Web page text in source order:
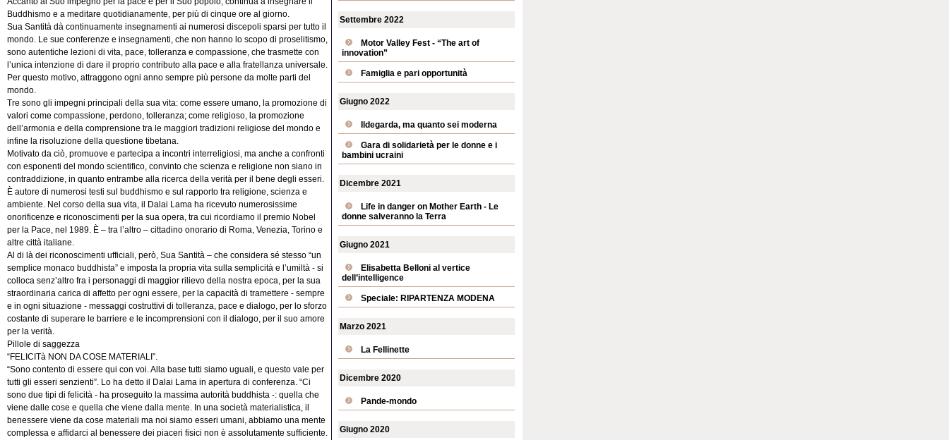
Buddhismo e a meditare quotidianamente, per più di cinque ore al giorno.
Sua Santità dà continuamente insegnamenti ai numerosi discepoli sparsi per tutto il
mondo. Le sue conferenze e insegnamenti, che non hanno lo scopo di proselitismo,
sono autentiche lezioni di vita, pace, tolleranza e compassione, che trasmette con
l’unica intenzione di dare il proprio contributo alla pace e alla fratellanza universale.
Per questo motivo, attraggono ogni anno sempre più persone da molte parti del
mondo.
Tre sono gli impegni principali della sua vita: come essere umano, la promozione di
valori come compassione, perdono, tolleranza; come religioso, la promozione
dell’armonia e della comprensione tra le maggiori tradizioni religiose del mondo e
infine la risoluzione della questione tibetana.
Motivato da ciò, promuove e partecipa a incontri interreligiosi, ma anche a confronti
con esponenti del mondo scientifico, convinto che scienza e religione non siano in
contraddizione, in quanto entrambe alla ricerca della verità per il bene degli esseri.
È autore di numerosi testi sul buddhismo e sul rapporto tra religione, scienza e
ambiente. Nel corso della sua vita, il Dalai Lama ha ricevuto numerosissime
onorificenze e riconoscimenti per la sua opera, tra cui ricordiamo il premio Nobel
per la Pace, nel 1989. È – tra l’altro – cittadino onorario di Roma, Venezia, Torino e
altre città italiane.
Al di là dei riconoscimenti ufficiali, però, Sua Santità – che considera sé stesso “un
semplice monaco buddhista” e imposta la propria vita sulla semplicità e l’umiltà - si
colloca senz’altro fra i personaggi di maggior rilievo della nostra epoca, per la sua
straordinaria carica di affetto per ogni essere, per la capacità di tramettere - sempre
e in ogni situazione - messaggi costruttivi di tolleranza, pace e dialogo, per lo sforzo
costante di superare le barriere e le incomprensioni con il dialogo, per il suo amore
per la verità.
Pillole di saggezza
“FELICITà NON DA COSE MATERIALI”.
“Sono contento di essere qui con voi. Alla base tutti siamo uguali, e questo vale per
tutti gli esseri senzienti”. Lo ha detto il Dalai Lama in apertura di conferenza. “Ci
sono due tipi di felicità - ha proseguito la massima autorità buddhista -: quella che
viene dalle cose e quella che viene dalla mente. In una società materialistica, il
benessere viene da cose materiali ma noi siamo esseri umani, abbiamo una mente
complessa e affidarci al benessere dei piaceri fisici non è assolutamente sufficiente.
Settembre 2022
Motor Valley Fest - “The art of
innovation”
Famiglia e pari opportunità
Giugno 2022
Ildegarda, ma quanto sei moderna
Gara di solidarietà per le donne e i
bambini ucraini
Dicembre 2021
Life in danger on Mother Earth - Le
donne salveranno la Terra
Giugno 2021
Elisabetta Belloni al vertice
dell’intelligence
Speciale: RIPARTENZA MODENA
Marzo 2021
La Fellinette
Dicembre 2020
Pande-mondo
Giugno 2020